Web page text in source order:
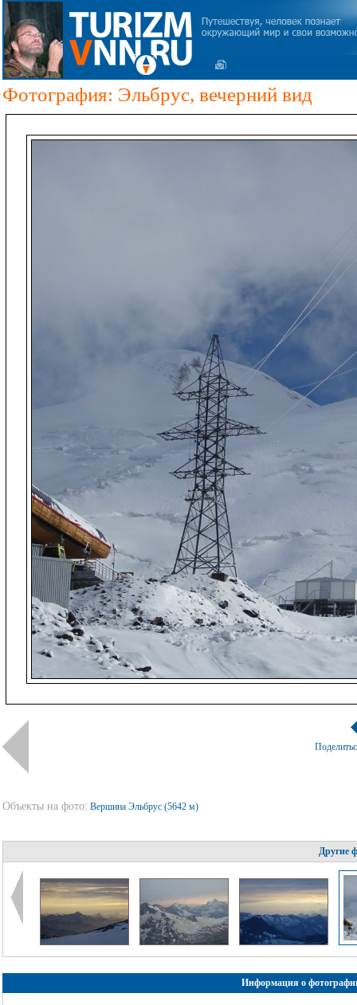
Фотография: Эльбрус, вечерний вид
Объекты на фото: Вершина Эльбрус (5642 м)
Другие
Информация о